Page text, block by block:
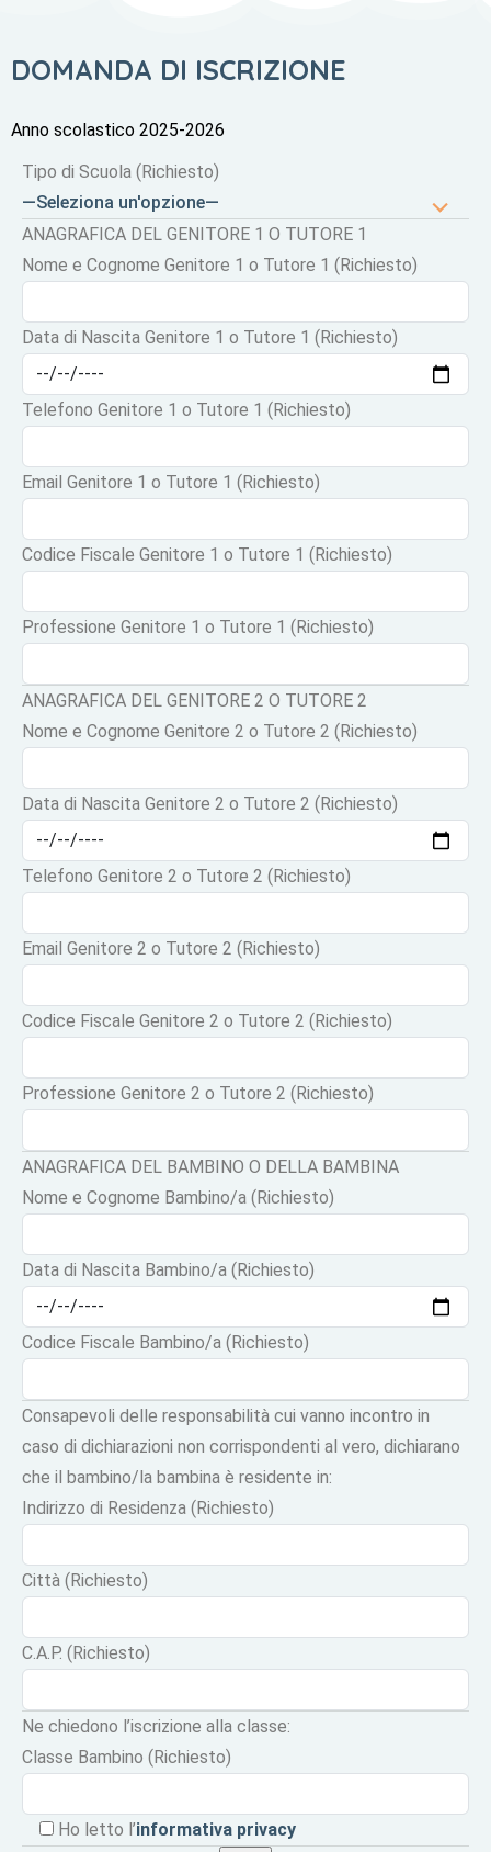
DOMANDA DI ISCRIZIONE
Anno scolastico 2025-2026
Tipo di Scuola (Richiesto)
—Seleziona un'opzione—
ANAGRAFICA DEL GENITORE 1 O TUTORE 1
Nome e Cognome Genitore 1 o Tutore 1 (Richiesto)
Data di Nascita Genitore 1 o Tutore 1 (Richiesto)
Telefono Genitore 1 o Tutore 1 (Richiesto)
Email Genitore 1 o Tutore 1 (Richiesto)
Codice Fiscale Genitore 1 o Tutore 1 (Richiesto)
Professione Genitore 1 o Tutore 1 (Richiesto)
ANAGRAFICA DEL GENITORE 2 O TUTORE 2
Nome e Cognome Genitore 2 o Tutore 2 (Richiesto)
Data di Nascita Genitore 2 o Tutore 2 (Richiesto)
Telefono Genitore 2 o Tutore 2 (Richiesto)
Email Genitore 2 o Tutore 2 (Richiesto)
Codice Fiscale Genitore 2 o Tutore 2 (Richiesto)
Professione Genitore 2 o Tutore 2 (Richiesto)
ANAGRAFICA DEL BAMBINO O DELLA BAMBINA
Nome e Cognome Bambino/a (Richiesto)
Data di Nascita Bambino/a (Richiesto)
Codice Fiscale Bambino/a (Richiesto)
Consapevoli delle responsabilità cui vanno incontro in
caso di dichiarazioni non corrispondenti al vero, dichiarano
che il bambino/la bambina è residente in:
Indirizzo di Residenza (Richiesto)
Città (Richiesto)
C.A.P. (Richiesto)
Ne chiedono l’iscrizione alla classe:
Classe Bambino (Richiesto)
Ho letto l’informativa privacy